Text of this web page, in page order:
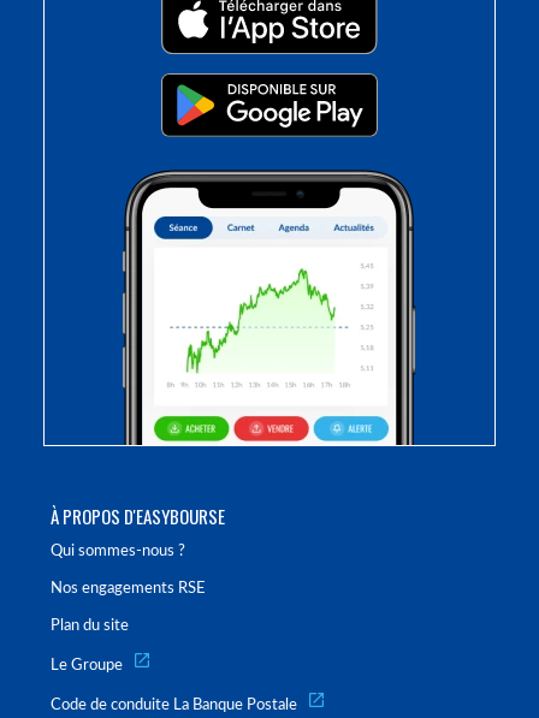
À PROPOS D'EASYBOURSE
Qui sommes-nous ?
Nos engagements RSE
Plan du site
Le Groupe
Code de conduite La Banque Postale